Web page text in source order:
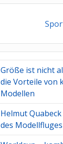
Größe ist nicht
die Vorteile von
Modellen
Helmut
des Modellfluges